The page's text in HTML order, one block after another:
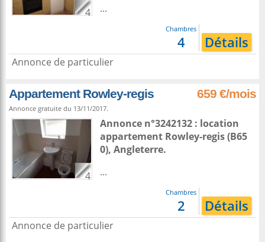
4
...
Chambres
4 Détails
Annonce de particulier
Appartement Rowley-regis 659 €/mois
Annonce gratuite du 13/11/2017.
4
Annonce n°3242132 : location
appartement Rowley-regis(B65
0), Angleterre.
...
Chambres
2 Détails
Annonce de particulier